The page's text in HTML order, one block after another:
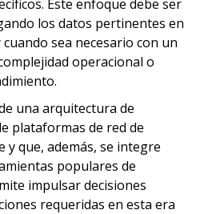
Este enfoque debe ser
los datos pertinentes en
sea necesario con un
operacional o
una arquitectura de
plataformas de red de
y que, además, se integre
populares de
impulsar decisiones
requeridas en esta era